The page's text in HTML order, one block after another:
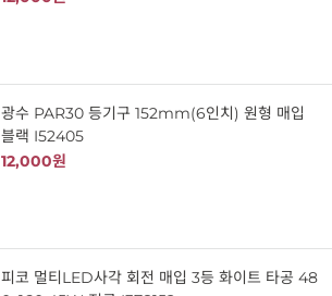
광수 PAR30 등기구 152mm(6인치) 원형 매입
블랙 I52405
12,000원
피코 멀티LED사각 회전 매입 3등 화이트 타공 48